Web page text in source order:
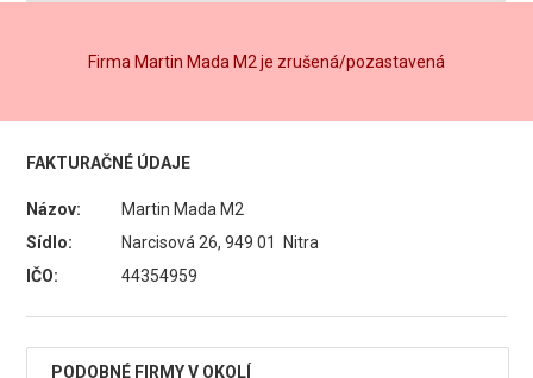
Firma Martin Mada M2 je zrušená/pozastavená
FAKTURAČNÉ ÚDAJE
Názov:
Martin Mada M2
Sídlo:
Narcisová 26, 949 01 Nitra
IČO:
44354959
PODOBNÉ FIRMY V OKOLÍ